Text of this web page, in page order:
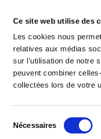
Ce site web utilise des
Les cookies nous
relatives aux médias
sur l'utilisation de notre
peuvent combiner
collectées lors de votre
du
Nécessaires
Séjour chasse Multi-